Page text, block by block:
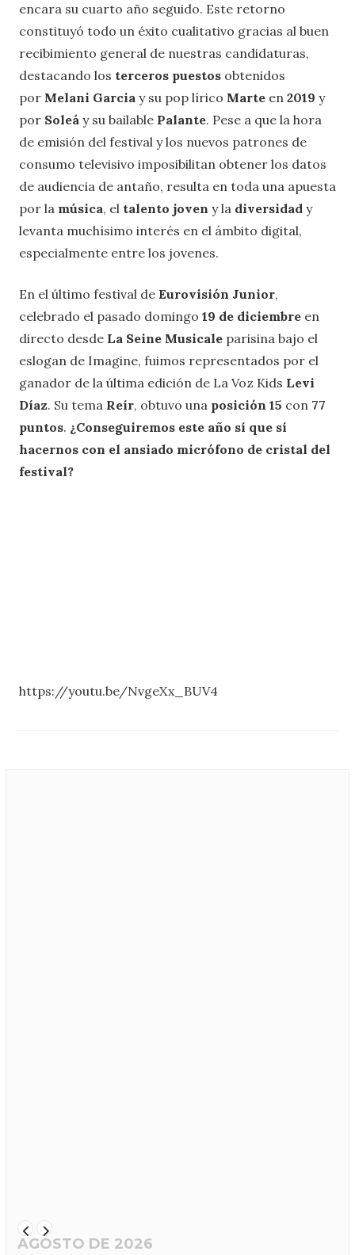
encara su cuarto año seguido. Este retorno
constituyó todo un éxito cualitativo gracias al buen
recibimiento general de nuestras candidaturas,
destacando los terceros puestos obtenidos
por Melani Garcia y su pop lírico Marte en 2019 y
por Soleá y su bailable Palante. Pese a que la hora
de emisión del festival y los nuevos patrones de
consumo televisivo imposibilitan obtener los datos
de audiencia de antaño, resulta en toda una apuesta
por la música, el talento joven y la diversidad y
levanta muchísimo interés en el ámbito digital,
especialmente entre los jovenes.
En el último festival de Eurovisión Junior,
celebrado el pasado domingo 19 de diciembre en
directo desde La Seine Musicale parisina bajo el
eslogan de Imagine, fuimos representados por el
ganador de la última edición de La Voz Kids Levi
Díaz. Su tema Reír, obtuvo una posición 15 con 77
puntos. ¿Conseguiremos este año sí que sí
hacernos con el ansiado micrófono de cristal del
festival?
https://youtu.be/NvgeXx_BUV4
AGOSTO DE 2026